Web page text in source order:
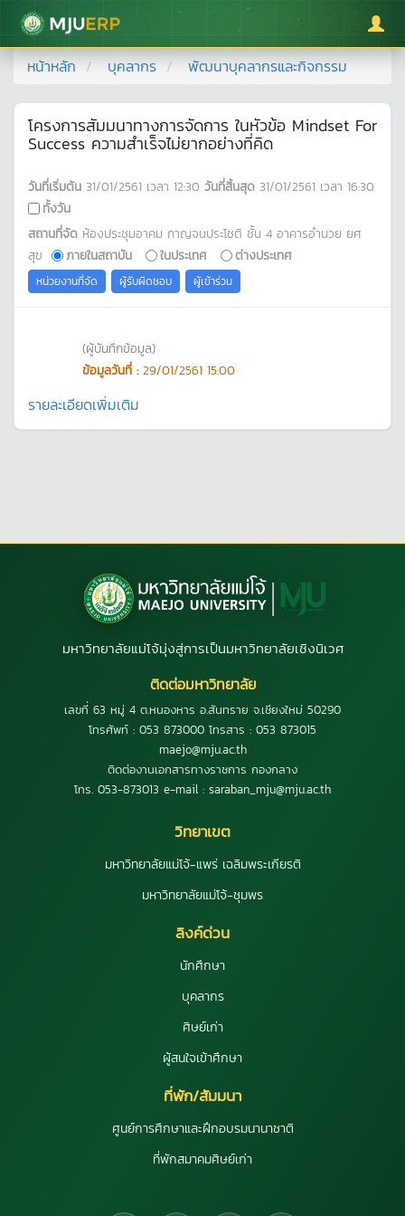
มหาวิทยาลัยแม่โจ้
หน้าหลัก บุคลากร พัฒนาบุคลากรและกิจกรรม
โครงการสัมมนาทางการจัดการ ในหัวข้อ Mindset For
Success ความสำเร็จไม่ยากอย่างที่คิด
วันที่เริ่มต้น 31/01/2561 เวลา 12:30 วันที่สิ้นสุด 31/01/2561 เวลา 16:30
ทั้งวัน
สถานที่จัด ห้องประชุมอาคม กาญจนประโชติ ชั้น 4 อาคารอำนวย ยศ
สุข
ภายในสถาบัน ในประเทศ ต่างประเทศ
หน่วยงานที่จัด ผู้รับผิดชอบ ผู้เข้าร่วม
(ผู้บันทึกข้อมูล)
ข้อมูลวันที่ : 29/01/2561 15:00
รายละเอียดเพิ่มเติม
มหาวิทยาลัยแม่โจ้มุ่งสู่การเป็นมหาวิทยาลัยเชิงนิเวศ
ติดต่อมหาวิทยาลัย
เลขที่ 63 หมู่ 4 ต.หนองหาร อ.สันทราย จ.เชียงใหม่ 50290
โทรศัพท์ : 053 873000 โทรสาร : 053 873015
maejo@mju.ac.th
ติดต่องานเอกสารทางราชการ กองกลาง
โทร. 053-873013 e-mail : saraban_mju@mju.ac.th
วิทยาเขต
มหาวิทยาลัยแม่โจ้-แพร่ เฉลิมพระเกียรติ
มหาวิทยาลัยแม่โจ้-ชุมพร
ลิงค์ด่วน
นักศึกษา
บุคลากร
ศิษย์เก่า
ผู้สนใจเข้าศึกษา
ที่พัก/สัมมนา
ศูนย์การศึกษาและฝึกอบรมนานาชาติ
ที่พักสมาคมศิษย์เก่า